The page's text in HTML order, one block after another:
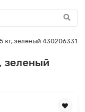
кг, зеленый 430206331
зеленый